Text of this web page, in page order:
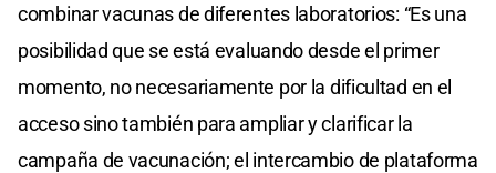
combinar vacunas de diferentes laboratorios: “Es una
posibilidad que se está evaluando desde el primer
momento, no necesariamente por la dificultad en el
acceso sino también para ampliar y clarificar la
campaña de vacunación; el intercambio de plataforma